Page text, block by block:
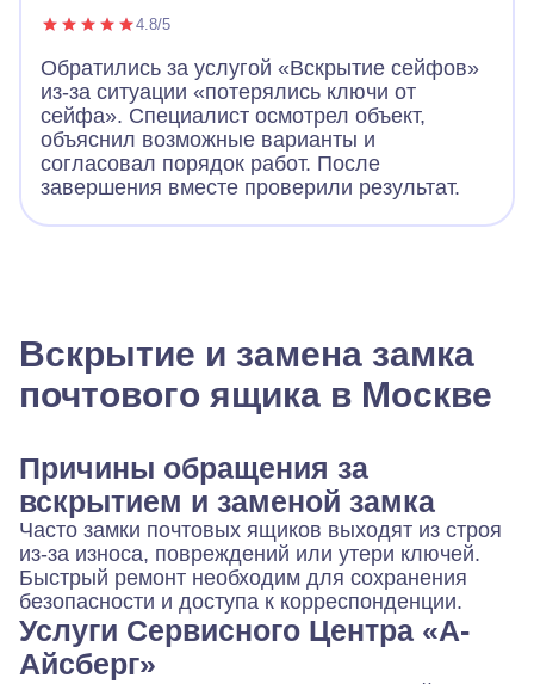
4.8/5
Обратились за услугой «Вскрытие сейфов»
из-за ситуации «потерялись ключи от
сейфа». Специалист осмотрел объект,
объяснил возможные варианты и
согласовал порядок работ. После
завершения вместе проверили результат.
Вскрытие и замена замка
почтового ящика в Москве
Причины обращения за
вскрытием и заменой замка
Часто замки почтовых ящиков выходят из строя
из-за износа, повреждений или утери ключей.
Быстрый ремонт необходим для сохранения
безопасности и доступа к корреспонденции.
Услуги Сервисного Центра «А-
Айсберг»